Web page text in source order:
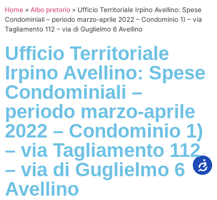
Home » Albo pretorio » Ufficio Territoriale Irpino Avellino: Spese
Condominiali – periodo marzo-aprile 2022 – Condominio 1) – via
Tagliamento 112 – via di Guglielmo 6 Avellino
Ufficio Territoriale
Irpino Avellino: Spese
Condominiali –
periodo marzo-aprile
2022 – Condominio 1)
– via Tagliamento 112
– via di Guglielmo 6
Avellino